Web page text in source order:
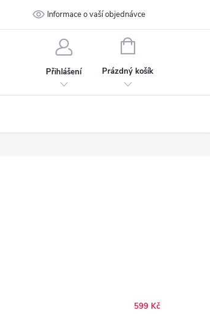
Ochrana osobních údajů Kontakt
Informace o vaší objednávce
Přihlášení
NÁKUPNÍ
Prázdný košík
599 Kč